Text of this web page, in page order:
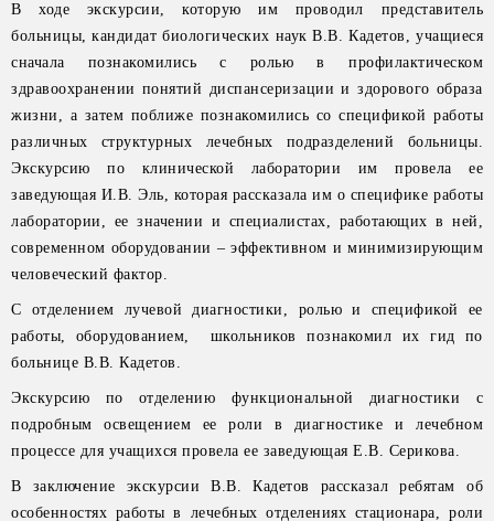
В ходе экскурсии, которую им проводил представитель
больницы, кандидат биологических наук В.В. Кадетов, учащиеся
сначала познакомились с ролью в профилактическом
здравоохранении понятий диспансеризации и здорового образа
жизни, а затем поближе познакомились со спецификой работы
различных структурных лечебных подразделений больницы.
Экскурсию по клинической лаборатории им провела ее
заведующая И.В. Эль, которая рассказала им о специфике работы
лаборатории, ее значении и специалистах, работающих в ней,
современном оборудовании – эффективном и минимизирующим
человеческий фактор.
С отделением лучевой диагностики, ролью и спецификой ее
работы, оборудованием, школьников познакомил их гид по
больнице В.В. Кадетов.
Экскурсию по отделению функциональной диагностики с
подробным освещением ее роли в диагностике и лечебном
процессе для учащихся провела ее заведующая Е.В. Серикова.
В заключение экскурсии В.В. Кадетов рассказал ребятам об
особенностях работы в лечебных отделениях стационара, роли